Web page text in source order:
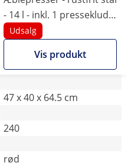
- 14 l - inkl. 1 presseklud -
Wiesenfield
Udsalg
Vis produkt
47 x 40 x 64.5 cm
240
rød